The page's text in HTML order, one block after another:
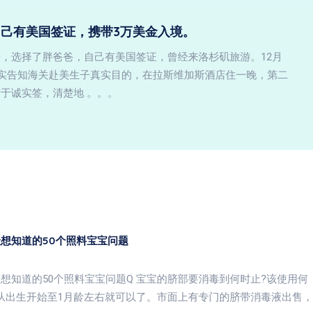
有美国签证，携带3万美金入境。
选择了胖爸爸，自己有美国签证，曾经来洛杉矶旅游。12月
告知海关赴美生子真实目的，在拉斯维加斯酒店住一晚，第二
诚实签，清楚地 。。。
知道的50个照料宝宝问题
知道的50个照料宝宝问题Q 宝宝的脐部要消毒到何时止?该使用何
开始至1月龄左右就可以了。市面上有专门的脐带消毒液出售，